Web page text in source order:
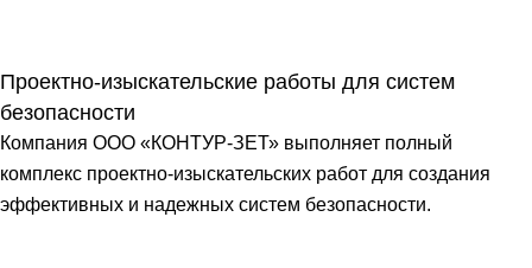
Проектно-изыскательские работы для систем
безопасности
Компания ООО «КОНТУР-ЗЕТ» выполняет полный
комплекс проектно-изыскательских работ для создания
эффективных и надежных систем безопасности.